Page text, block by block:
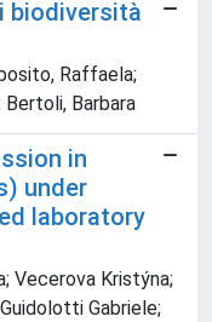
biodiversità
Raffaela;
Bertoli, Barbara
in
under
laboratory
Vecerova Kristýna;
Gabriele;